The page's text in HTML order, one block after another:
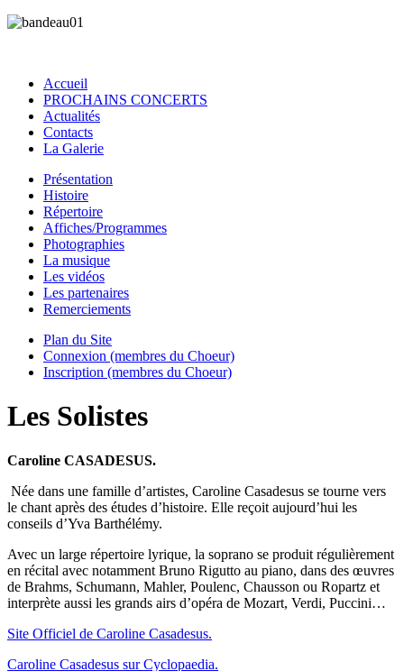
Accueil
PROCHAINS CONCERTS
Actualités
Contacts
La Galerie
Présentation
Histoire
Répertoire
Affiches/Programmes
Photographies
La musique
Les vidéos
Les partenaires
Remerciements
Plan du Site
Connexion (membres du Choeur)
Inscription (membres du Choeur)
Les Solistes
Caroline CASADESUS.
Née dans une famille d’artistes, Caroline Casadesus se tourne vers
le chant après des études d’histoire. Elle reçoit aujourd’hui les
conseils d’Yva Barthélémy.
Avec un large répertoire lyrique, la soprano se produit régulièrement
en récital avec notamment Bruno Rigutto au piano, dans des œuvres
de Brahms, Schumann, Mahler, Poulenc, Chausson ou Ropartz et
interprète aussi les grands airs d’opéra de Mozart, Verdi, Puccini…
Site Officiel de Caroline Casadesus.
Caroline Casadesus sur Cyclopaedia.